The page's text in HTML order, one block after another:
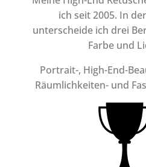
ich seit 2005. In
unterscheide ich drei
Farbe und
Portrait-, High-End-
Räumlichkeiten- und